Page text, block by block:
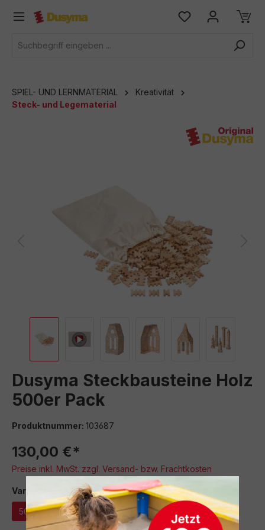
springen
SPIEL- UND LERNMATERIAL
Kreativität
Steck- und Legematerial
Dusyma Steckbausteine Holz
500er Pack
Produktnummer: 103687
130,00 €*
Preise inkl. MwSt. zzgl. Versand- bzw. Frachtkosten
Variante auswählen
500er Pack